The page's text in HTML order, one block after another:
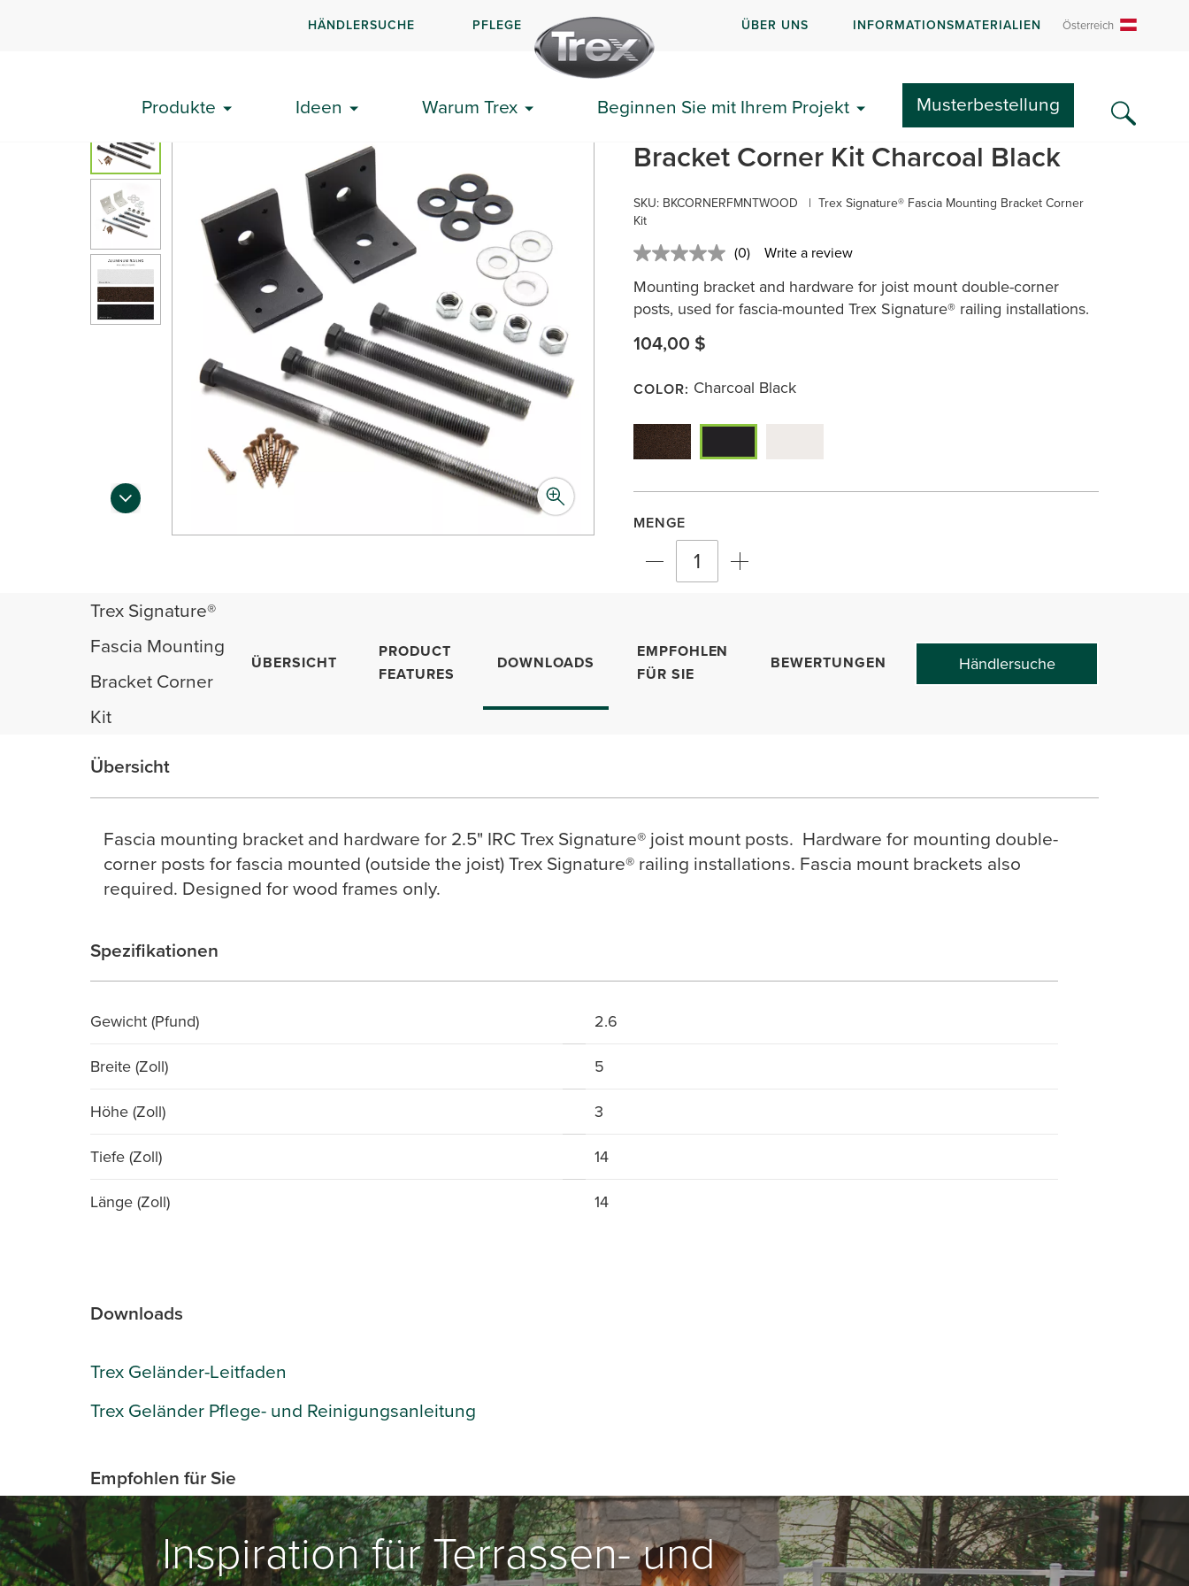
HÄNDLERSUCHE PFLEGE ÜBER UNS INFORMATIONSMATERIALIEN Österreich
Produkte Ideen Warum Trex Beginnen Sie mit Ihrem Projekt Musterbestellung
Trex Signature® Fascia Mounting
Bracket Corner Kit Charcoal Black
SKU: BKCORNERFMNTWOOD | Trex Signature® Fascia Mounting Bracket Corner
Kit
No
value.
Same
page
(0) Write a review
Mounting bracket and hardware for joist mount double-corner
posts, used for fascia-mounted Trex Signature® railing installations.
104,00 $
COLOR: Charcoal Black
MENGE
Trex Signature®
Fascia Mounting
Bracket Corner
Kit
ÜBERSICHT
PRODUCT
FEATURES
DOWNLOADS
EMPFOHLEN
FÜR SIE
BEWERTUNGEN Händlersuche
Übersicht
Fascia mounting bracket and hardware for 2.5" IRC Trex Signature® joist mount posts. Hardware for mounting double-
corner posts for fascia mounted (outside the joist) Trex Signature® railing installations. Fascia mount brackets also
required. Designed for wood frames only.
Spezifikationen
Gewicht (Pfund)
2.6
Breite (Zoll)
5
Höhe (Zoll)
3
Tiefe (Zoll)
14
Länge (Zoll)
14
Downloads
Trex Geländer-Leitfaden
Trex Geländer Pflege- und Reinigungsanleitung
Empfohlen für Sie
Inspiration für Terrassen- und